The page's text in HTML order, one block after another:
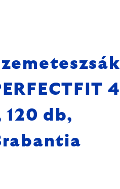
120 db,